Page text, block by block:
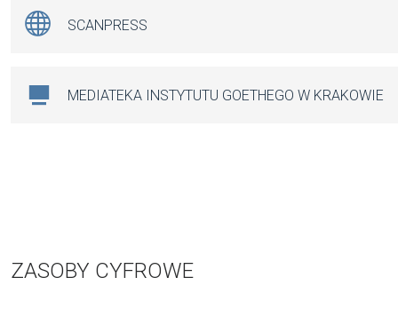
SCANPRESS
MEDIATEKA INSTYTUTU GOETHEGO W KRAKOWIE
ZASOBY CYFROWE